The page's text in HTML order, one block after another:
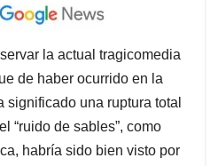
la actual tragicomedia
de haber ocurrido en la
una ruptura total
“ruido de sables”, como
habría sido bien visto por